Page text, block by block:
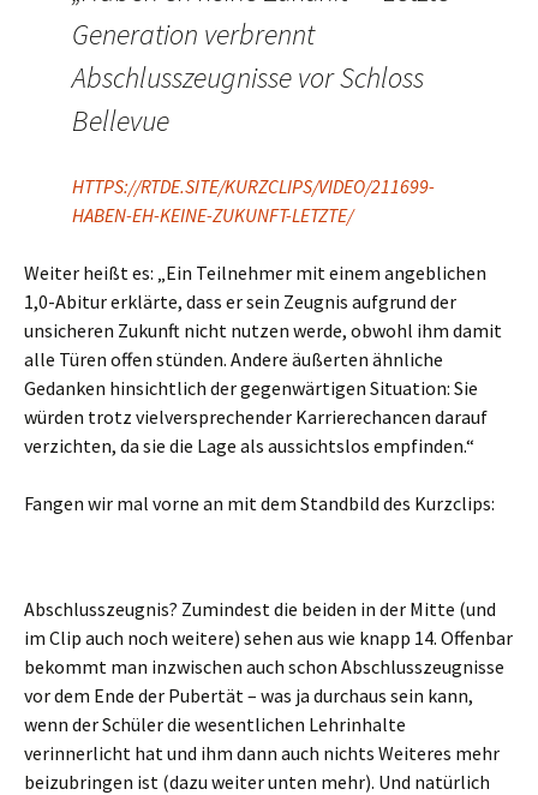
Generation verbrennt
Abschlusszeugnisse vor Schloss
Bellevue
HTTPS://RTDE.SITE/KURZCLIPS/VIDEO/211699-
HABEN-EH-KEINE-ZUKUNFT-LETZTE/
Weiter heißt es: „Ein Teilnehmer mit einem angeblichen
1,0-Abitur erklärte, dass er sein Zeugnis aufgrund der
unsicheren Zukunft nicht nutzen werde, obwohl ihm damit
alle Türen offen stünden. Andere äußerten ähnliche
Gedanken hinsichtlich der gegenwärtigen Situation: Sie
würden trotz vielversprechender Karrierechancen darauf
verzichten, da sie die Lage als aussichtslos empfinden.“
Fangen wir mal vorne an mit dem Standbild des Kurzclips:
Abschlusszeugnis? Zumindest die beiden in der Mitte (und
im Clip auch noch weitere) sehen aus wie knapp 14. Offenbar
bekommt man inzwischen auch schon Abschlusszeugnisse
vor dem Ende der Pubertät – was ja durchaus sein kann,
wenn der Schüler die wesentlichen Lehrinhalte
verinnerlicht hat und ihm dann auch nichts Weiteres mehr
beizubringen ist (dazu weiter unten mehr). Und natürlich